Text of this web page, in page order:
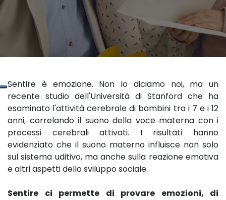
Sentire è emozione. Non lo diciamo noi, ma un
recente studio dell'Università di Stanford che ha
esaminato l'attività cerebrale di bambini tra i 7 e i 12
anni, correlando il suono della voce materna con i
processi cerebrali attivati. I risultati hanno
evidenziato che il suono materno influisce non solo
sul sistema uditivo, ma anche sulla reazione emotiva
e altri aspetti dello sviluppo sociale.
Sentire ci permette di provare emozioni, di